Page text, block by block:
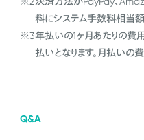
料にシステム手数料相当額
※3年払いの1ヶ月あたりの費
払いとなります。月払いの
Q&A